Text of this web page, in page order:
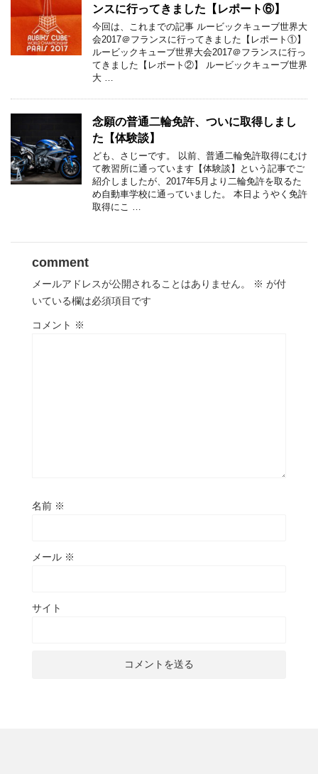
ンスに行ってきました【レポート⑥】
今回は、これまでの記事 ルービックキューブ世界大
会2017＠フランスに行ってきました【レポート①】
ルービックキューブ世界大会2017＠フランスに行っ
てきました【レポート②】 ルービックキューブ世界
大 …
念願の普通二輪免許、ついに取得しまし
た【体験談】
ども、さじーです。 以前、普通二輪免許取得にむけ
て教習所に通っています【体験談】という記事でご
紹介しましたが、2017年5月より二輪免許を取るた
め自動車学校に通っていました。 本日ようやく免許
取得にこ …
comment
メールアドレスが公開されることはありません。 ※ が付
いている欄は必須項目です
コメント ※
名前 ※
メール ※
サイト